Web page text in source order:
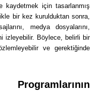
kaydetmek için tasarlanmış
bir kez kurulduktan sonra,
medya dosyalarını,
izleyebilir. Böylece, belirli bir
ve gerektiğinde